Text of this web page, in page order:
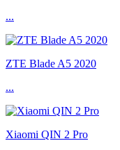
...
ZTE Blade A5 2020
...
Xiaomi QIN 2 Pro